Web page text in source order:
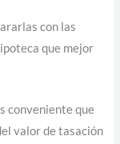
con las
que mejor
conveniente que
valor de tasación